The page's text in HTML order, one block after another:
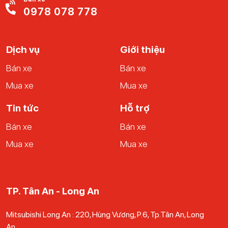
khách có thể liên hệ với Ucar để nhận thêm tư vấn từ nhân
viên nhé.
0978 078 778
Dịch vụ
Bán xe
Mua xe
Giới thiệu
Bán xe
Mua xe
Tin tức
Bán xe
Mua xe
Hỗ trợ
Bán xe
Mua xe
TP. Tân An - Long An
Mitsubishi Long An : 220, Hùng Vương, P.6, Tp.Tân An, Long